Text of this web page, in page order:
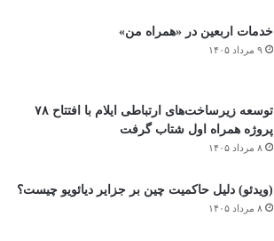
خدمات اربعین در «همراه من»
۹ مرداد ۱۴۰۵
توسعه زیرساخت‌های ارتباطی ایلام با افتتاح ۷۸
پروژه همراه اول شتاب گرفت
۸ مرداد ۱۴۰۵
(ویدئو) دلیل حاکمیت چین بر جزایر دیائویو چیست؟
۸ مرداد ۱۴۰۵